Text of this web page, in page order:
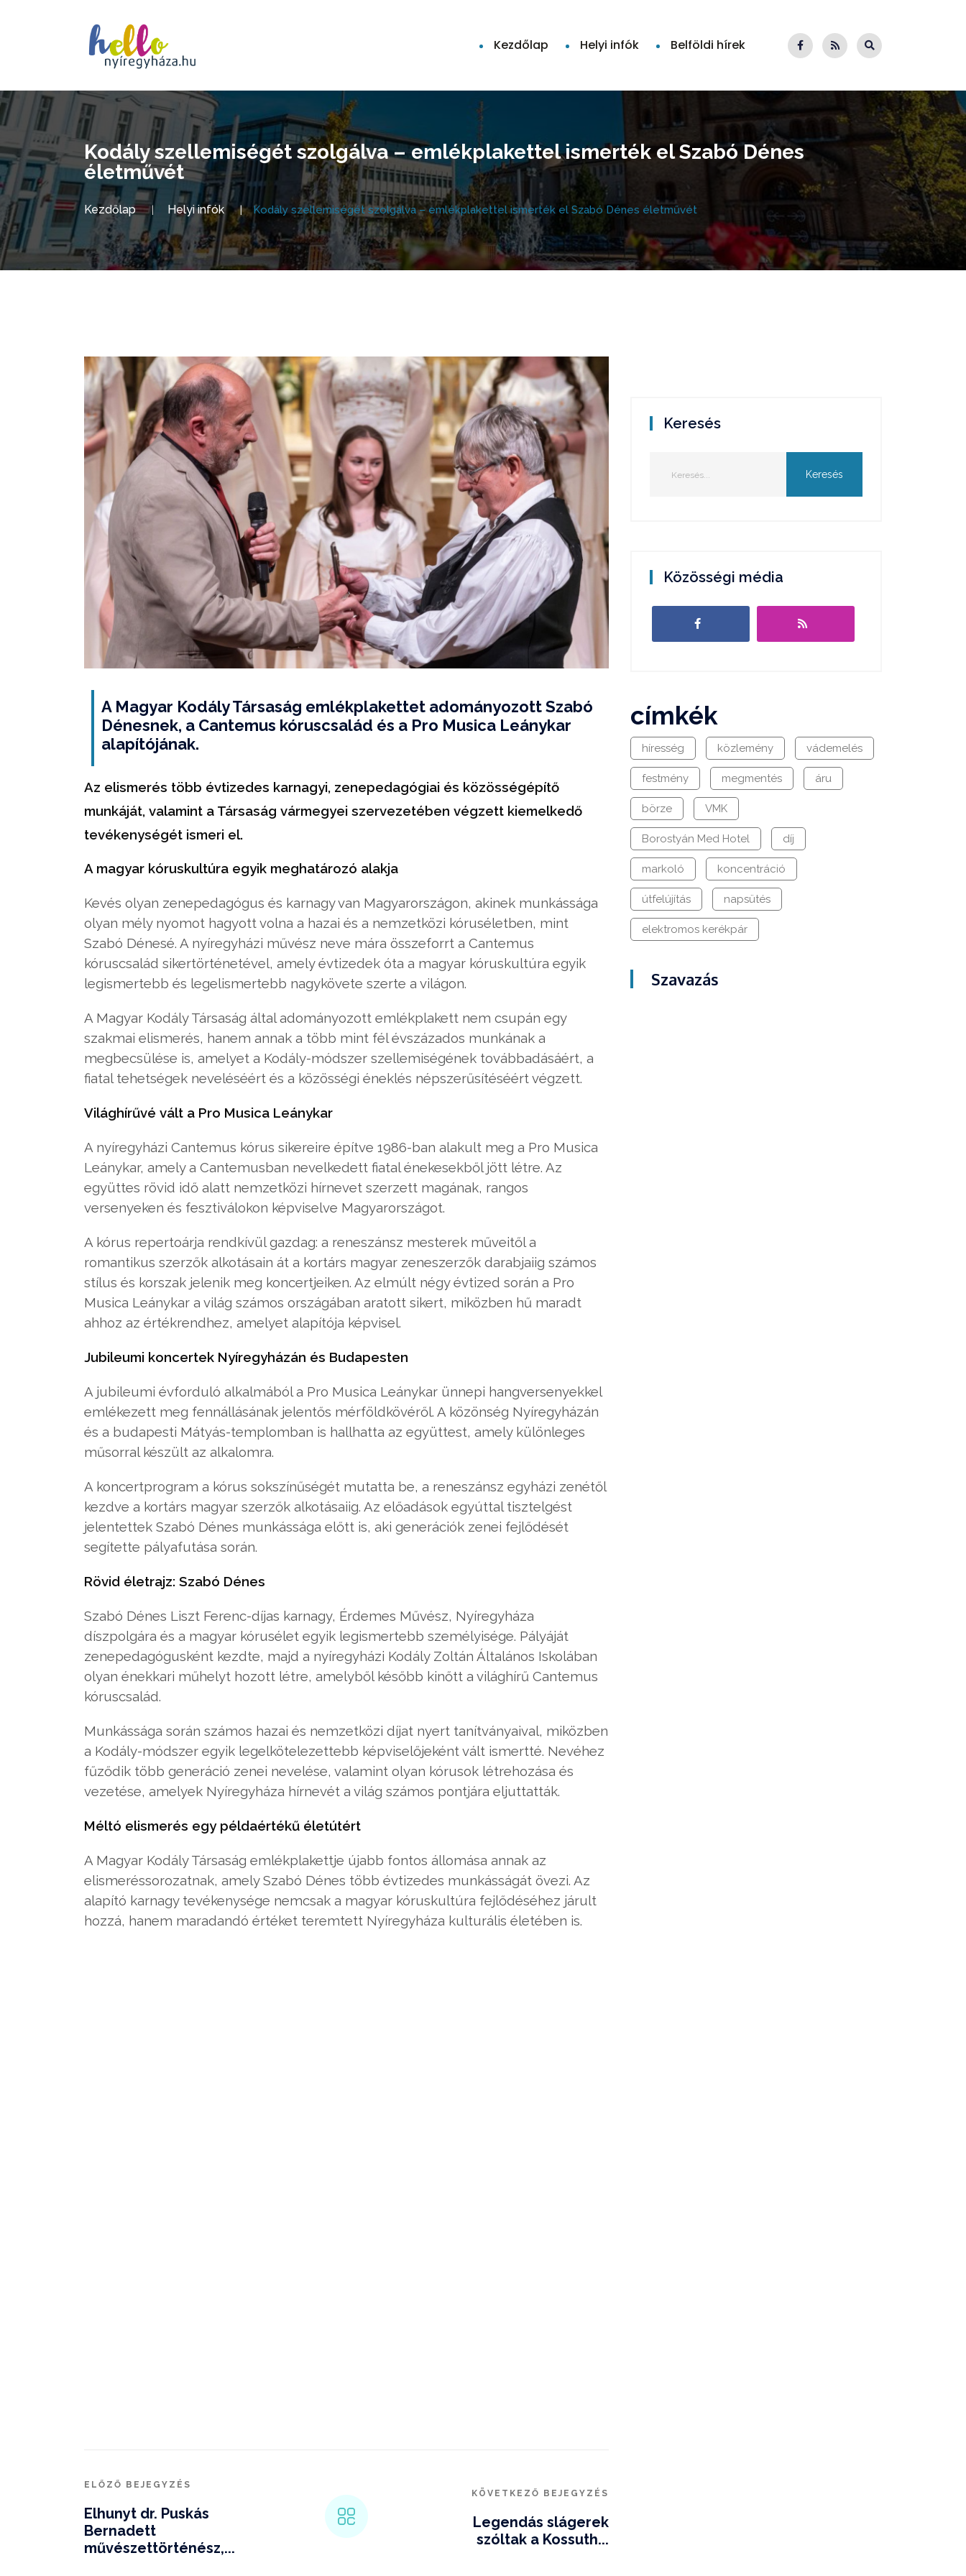
Kezdőlap Helyi infók Belföldi hírek
Kodály szellemiségét szolgálva – emlékplakettel ismerték el Szabó Dénes
életművét
Kezdőlap Helyi infók Kodály szellemiségét szolgálva – emlékplakettel ismerték el Szabó Dénes életművét
A Magyar Kodály Társaság emlékplakettet adományozott Szabó
Dénesnek, a Cantemus kóruscsalád és a Pro Musica Leánykar
alapítójának.
Az elismerés több évtizedes karnagyi, zenepedagógiai és közösségépítő
munkáját, valamint a Társaság vármegyei szervezetében végzett kiemelkedő
tevékenységét ismeri el.
A magyar kóruskultúra egyik meghatározó alakja
Kevés olyan zenepedagógus és karnagy van Magyarországon, akinek munkássága
olyan mély nyomot hagyott volna a hazai és a nemzetközi kóruséletben, mint
Szabó Dénesé. A nyíregyházi művész neve mára összeforrt a Cantemus
kóruscsalád sikertörténetével, amely évtizedek óta a magyar kóruskultúra egyik
legismertebb és legelismertebb nagykövete szerte a világon.
A Magyar Kodály Társaság által adományozott emlékplakett nem csupán egy
szakmai elismerés, hanem annak a több mint fél évszázados munkának a
megbecsülése is, amelyet a Kodály-módszer szellemiségének továbbadásáért, a
fiatal tehetségek neveléséért és a közösségi éneklés népszerűsítéséért végzett.
Világhírűvé vált a Pro Musica Leánykar
A nyíregyházi Cantemus kórus sikereire építve 1986-ban alakult meg a Pro Musica
Leánykar, amely a Cantemusban nevelkedett fiatal énekesekből jött létre. Az
együttes rövid idő alatt nemzetközi hírnevet szerzett magának, rangos
versenyeken és fesztiválokon képviselve Magyarországot.
A kórus repertoárja rendkívül gazdag: a reneszánsz mesterek műveitől a
romantikus szerzők alkotásain át a kortárs magyar zeneszerzők darabjaiig számos
stílus és korszak jelenik meg koncertjeiken. Az elmúlt négy évtized során a Pro
Musica Leánykar a világ számos országában aratott sikert, miközben hű maradt
ahhoz az értékrendhez, amelyet alapítója képvisel.
Jubileumi koncertek Nyíregyházán és Budapesten
A jubileumi évforduló alkalmából a Pro Musica Leánykar ünnepi hangversenyekkel
emlékezett meg fennállásának jelentős mérföldkövéről. A közönség Nyíregyházán
és a budapesti Mátyás-templomban is hallhatta az együttest, amely különleges
műsorral készült az alkalomra.
A koncertprogram a kórus sokszínűségét mutatta be, a reneszánsz egyházi zenétől
kezdve a kortárs magyar szerzők alkotásaiig. Az előadások egyúttal tisztelgést
jelentettek Szabó Dénes munkássága előtt is, aki generációk zenei fejlődését
segítette pályafutása során.
Rövid életrajz: Szabó Dénes
Szabó Dénes Liszt Ferenc-díjas karnagy, Érdemes Művész, Nyíregyháza
díszpolgára és a magyar kórusélet egyik legismertebb személyisége. Pályáját
zenepedagógusként kezdte, majd a nyíregyházi Kodály Zoltán Általános Iskolában
olyan énekkari műhelyt hozott létre, amelyből később kinőtt a világhírű Cantemus
kóruscsalád.
Munkássága során számos hazai és nemzetközi díjat nyert tanítványaival, miközben
a Kodály-módszer egyik legelkötelezettebb képviselőjeként vált ismertté. Nevéhez
fűződik több generáció zenei nevelése, valamint olyan kórusok létrehozása és
vezetése, amelyek Nyíregyháza hírnevét a világ számos pontjára eljuttatták.
Méltó elismerés egy példaértékű életútért
A Magyar Kodály Társaság emlékplakettje újabb fontos állomása annak az
elismeréssorozatnak, amely Szabó Dénes több évtizedes munkásságát övezi. Az
alapító karnagy tevékenysége nemcsak a magyar kóruskultúra fejlődéséhez járult
hozzá, hanem maradandó értéket teremtett Nyíregyháza kulturális életében is.
ELŐZŐ BEJEGYZÉS
Elhunyt dr. Puskás
Bernadett
művészettörténész,...
KÖVETKEZŐ BEJEGYZÉS
Legendás slágerek
szóltak a Kossuth...
Keresés
Közösségi média
címkék
híresség közlemény vádemelés
festmény megmentés áru
börze VMK
Borostyán Med Hotel díj
markoló koncentráció
útfelújítás napsütés
elektromos kerékpár
Szavazás